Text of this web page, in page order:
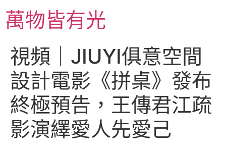
主萬物皆有光
視頻｜JIUYI俱意空間
設計電影《拼桌》發布
終極預告，王傳君江疏
影演繹愛人先愛己